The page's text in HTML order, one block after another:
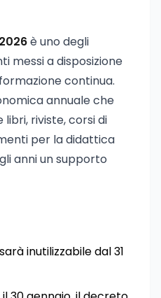
è uno degli
messi a disposizione
continua.
annuale che
riviste, corsi di
per la didattica
anni un supporto
inutilizzabile dal 31